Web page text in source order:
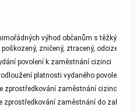
výhod občanům s těžkým
zničený, ztracený, odcizený
povolení k zaměstnání cizinci
platnosti vydaného povolení k
zprostředkování zaměstnání cizincům na
zprostředkování zaměstnání do zahraničí